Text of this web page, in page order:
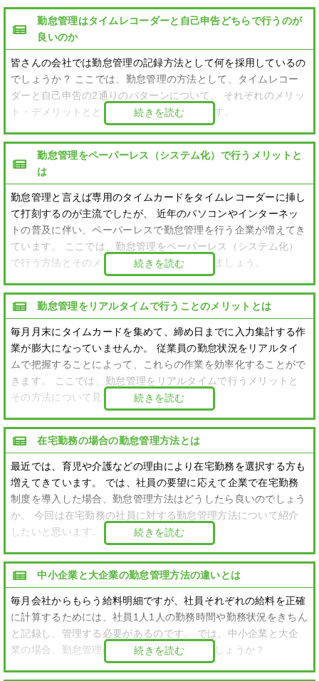
勤怠管理はタイムレコーダーと自己申告どちらで行うのが
良いのか
皆さんの会社では勤怠管理の記録方法として何を採用しているの
でしょうか？ ここでは、勤怠管理の方法として、タイムレコー
ダーと自己申告の2通りのパターンについて、 それぞれのメリッ
ト・デメリットとともに紹介したいと思います。
続きを読む
勤怠管理をペーパーレス（システム化）で行うメリットと
は
勤怠管理と言えば専用のタイムカードをタイムレコーダーに挿し
て打刻するのが主流でしたが、 近年のパソコンやインターネッ
トの普及に伴い、ペーパーレスで勤怠管理を行う企業が増えてき
ています。 ここでは、勤怠管理をペーパーレス（システム化）
で行う方法とそのメリットについて見ていきましょう。
続きを読む
勤怠管理をリアルタイムで行うことのメリットとは
毎月月末にタイムカードを集めて、締め日までに入力集計する作
業が膨大になっていませんか。 従業員の勤怠状況をリアルタイ
ムで把握することによって、これらの作業を効率化することがで
きます。 ここでは、勤怠管理をリアルタイムで行うメリットと
その方法について見ていきましょう。
続きを読む
在宅勤務の場合の勤怠管理方法とは
最近では、育児や介護などの理由により在宅勤務を選択する方も
増えてきています。 では、社員の要望に応えて企業で在宅勤務
制度を導入した場合、勤怠管理方法はどうしたら良いのでしょう
か。 今回は在宅勤務の社員に対する勤怠管理方法について紹介
したいと思います。
続きを読む
中小企業と大企業の勤怠管理方法の違いとは
毎月会社からもらう給料明細ですが、社員それぞれの給料を正確
に計算するためには、社員1人1人の勤務時間や勤務状況をきちん
と記録し、管理する必要があるのです。 では、中小企業と大企
業の場合、勤怠管理の方法に違いはあるのでしょうか？
続きを読む